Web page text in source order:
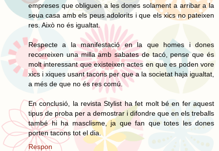
empreses que obliguen a les dones solament a arribar a la
seua casa amb els peus adolorits i que els xics no pateixen
res. Això no és igualtat.
Respecte a la manifestació en la que homes i dones
recorreixen una milla amb sabates de tacó, pense que és
molt interessant que existeixen actes en que es poden vore
xics i xiques usant tacons per que a la societat haja igualtat,
a més de que no és res comú.
En conclusió, la revista Stylist ha fet molt bé en fer aquest
tipus de proba per a demostrar i difondre que en els treballs
també hi ha masclisme, ja que fan que totes les dones
porten tacons tot el dia.
Respon